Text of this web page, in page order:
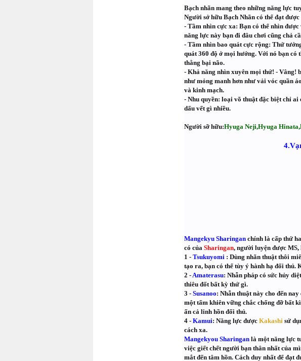
Bạch nhãn mang theo những năng lực
Người sở hữu Bạch Nhãn có thể đạt
- Tầm nhìn cực xa: Bạn có thể nhìn
năng lực này bạn đi đâu chơi cũng chả
- Tầm nhìn bao quát cực rộng: Thử
quát 360 độ ở mọi hướng. Với nó bạn
thằng bại não.
- Khả năng nhìn xuyên mọi thứ! - Vâng!
như mỏng manh hơn như vải vóc quần
và kinh mạch.
- Nhu quyền: loại võ thuật đặc biệt chỉ
dấu vết gì nhiều.
Người sỡ hữu:Hyuga Neji,Hyuga
Mangekyu Sharingan chính là cấp thứ
có của Sharingan, người luyện được MS,
1 - Tsukuyomi : Dùng nhãn thuật thôi
tạo ra, bạn có thể tùy ý hành hạ đối thủ.
2 -Amaterasu: Nhẫn pháp có sức hủy
thiêu đốt bất kỳ thứ gì.
3 - Susanoo: Nhẫn thuật này cho đến nay
một tấm khiên vững chắc chống đỡ bất
ấn cả linh hồn đối thủ.
4 - Kamui: Năng lực được Kakashi sử
cách xa.
Mangekyou Sharingan là một năng lực
việc giết chết người bạn thân nhất của
mắt đến tâm hồn. Cách duy nhất để đạt